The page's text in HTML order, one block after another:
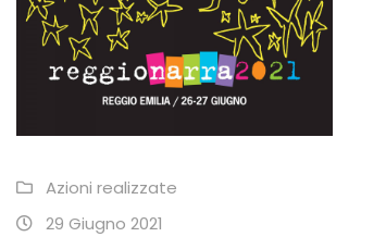
Azioni realizzate
29 Giugno 2021